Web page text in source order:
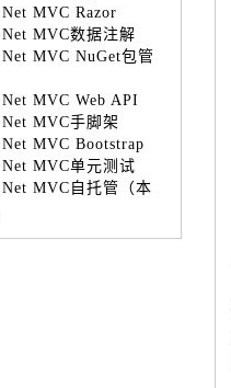
MVC Razor
MVC数据注解
MVC NuGet包管
MVC Web API
MVC手脚架
MVC Bootstrap
MVC单元测试
MVC自托管（本